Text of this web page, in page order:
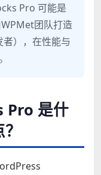
Pro 可能是
团队打造
），在性能与
Pro 是什